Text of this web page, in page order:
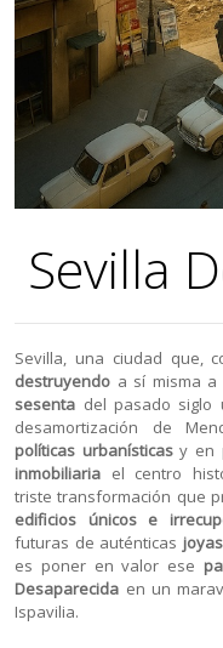
Sevilla
Sevilla, una ciudad que,
destruyendo a sí misma
sesenta del pasado siglo
desamortización de
políticas urbanísticasy en
inmobiliaria el centro
triste transformación que
edificios únicos e
futuras de auténticas
es poner en valor ese
Desaparecida en un
Ispavilia.